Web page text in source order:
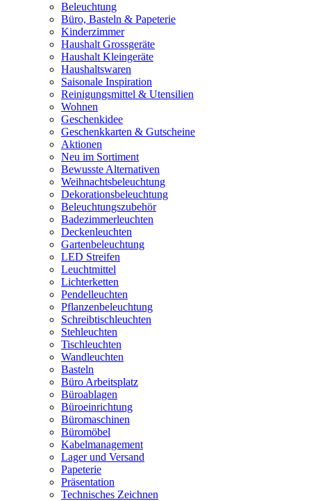
Beleuchtung
Büro, Basteln & Papeterie
Kinderzimmer
Haushalt Grossgeräte
Haushalt Kleingeräte
Haushaltswaren
Saisonale Inspiration
Reinigungsmittel & Utensilien
Wohnen
Geschenkidee
Geschenkkarten & Gutscheine
Aktionen
Neu im Sortiment
Bewusste Alternativen
Weihnachtsbeleuchtung
Dekorationsbeleuchtung
Beleuchtungszubehör
Badezimmerleuchten
Deckenleuchten
Gartenbeleuchtung
LED Streifen
Leuchtmittel
Lichterketten
Pendelleuchten
Pflanzenbeleuchtung
Schreibtischleuchten
Stehleuchten
Tischleuchten
Wandleuchten
Basteln
Büro Arbeitsplatz
Büroablagen
Büroeinrichtung
Büromaschinen
Büromöbel
Kabelmanagement
Lager und Versand
Papeterie
Präsentation
Technisches Zeichnen